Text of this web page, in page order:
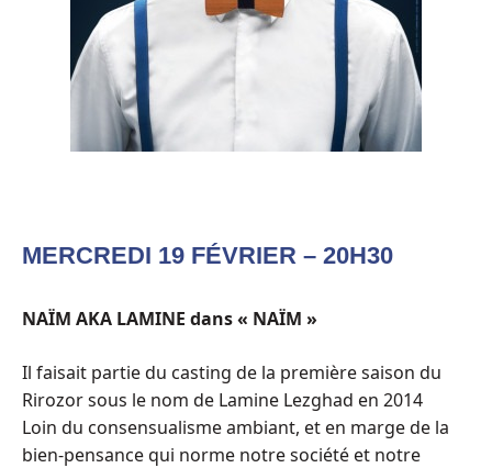
MERCREDI 19 FÉVRIER – 20H30
NAÏM AKA LAMINE dans « NAÏM »
Il faisait partie du casting de la première saison du
Rirozor sous le nom de Lamine Lezghad en 2014
Loin du consensualisme ambiant, et en marge de la
bien-pensance qui norme notre société et notre